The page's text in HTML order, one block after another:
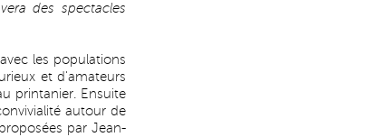
des spectacles
les populations
et d'amateurs
printanier. Ensuite
autour de
par Jean-